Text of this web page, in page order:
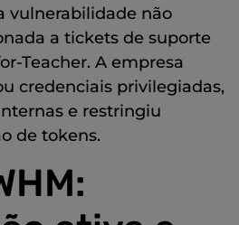
vulnerabilidade não
a tickets de suporte
Teacher. A empresa
credenciais privilegiadas,
e restringiu
de tokens.